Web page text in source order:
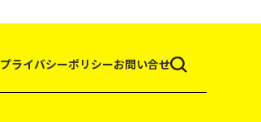
プライバシーポリシーお問い合せ